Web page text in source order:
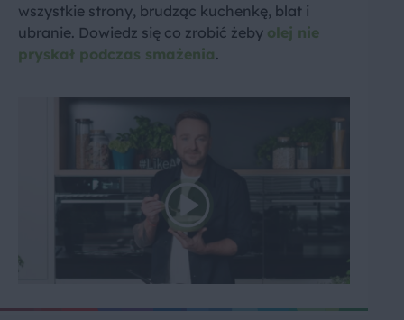
wszystkie strony, brudząc kuchenkę, blat i
ubranie. Dowiedz się co zrobić żeby olej nie
pryskał podczas smażenia.